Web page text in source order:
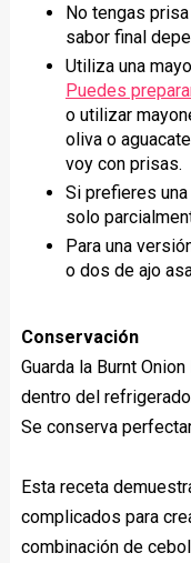
No tengas
sabor final
Utiliza una
Puedes
o utilizar
oliva o
voy con prisas.
Si prefieres
solo
Para una
o dos de ajo
Conservación
Guarda la Burnt
dentro del
Se conserva
Esta receta
complicados para
combinación de